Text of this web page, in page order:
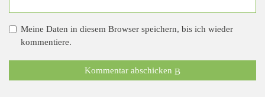
Meine Daten in diesem Browser speichern, bis ich wieder
kommentiere.
Kommentar abschicken